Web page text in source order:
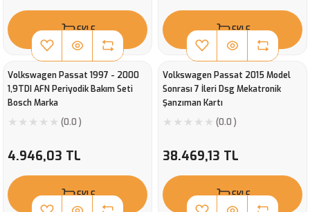
EKLE EKLE
Volkswagen Passat 1997 - 2000
1,9TDI AFN Periyodik Bakım Seti
Bosch Marka
(0.0 )
4.946,03 TL
EKLE
Volkswagen Passat 2015 Model
Sonrası 7 İleri Dsg Mekatronik
Şanzıman Kartı
(0.0 )
38.469,13 TL
EKLE